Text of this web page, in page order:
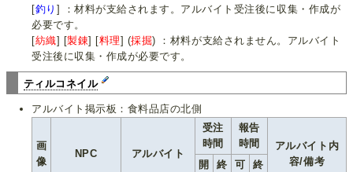
[釣り ] ：材料が支給されます。アルバイト受注後に収集・作成が
必要です。
[紡織] [製錬] [料理] (採掘) ：材料が支給されません。アルバイト
受注後に収集・作成が必要です。
ティルコネイル
アルバイト掲示板：食料品店の北側
画
像
NPC アルバイト
受注
時間
報告
時間
アルバイト内
容/備考
開
終
可
終